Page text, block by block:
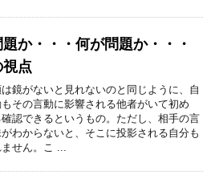
か・・・何が問題か・・・
点
鏡がないと見れないのと同じように、自
その言動に影響される他者がいて初め
認できるというもの。ただし、相手の言
わからないと、そこに投影される自分も
せん。こ ...